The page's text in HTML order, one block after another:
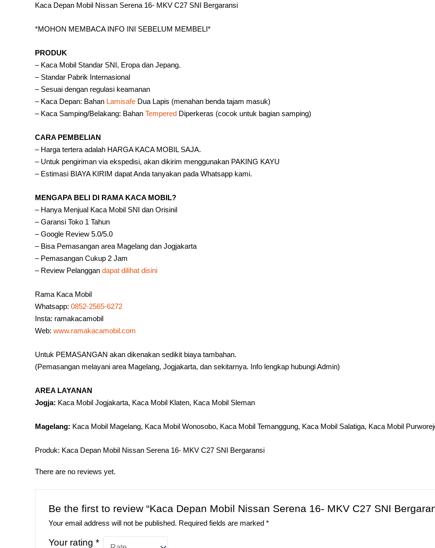
Kaca Depan Mobil Nissan Serena 16- MKV C27 SNI Bergaransi
*MOHON MEMBACA INFO INI SEBELUM MEMBELI*
PRODUK
– Kaca Mobil Standar SNI, Eropa dan Jepang.
– Standar Pabrik Internasional
– Sesuai dengan regulasi keamanan
– Kaca Depan: Bahan Lamisafe Dua Lapis (menahan benda tajam masuk)
– Kaca Samping/Belakang: Bahan Tempered Diperkeras (cocok untuk bagian samping)
CARA PEMBELIAN
– Harga tertera adalah HARGA KACA MOBIL SAJA.
– Untuk pengiriman via ekspedisi, akan dikirim menggunakan PAKING KAYU
– Estimasi BIAYA KIRIM dapat Anda tanyakan pada Whatsapp kami.
MENGAPA BELI DI RAMA KACA MOBIL?
– Hanya Menjual Kaca Mobil SNI dan Orisinil
– Garansi Toko 1 Tahun
– Google Review 5.0/5.0
– Bisa Pemasangan area Magelang dan Jogjakarta
– Pemasangan Cukup 2 Jam
– Review Pelanggan dapat dilihat disini
Rama Kaca Mobil
Whatsapp: 0852-2565-6272
Insta: ramakacamobil
Web: www.ramakacamobil.com
Untuk PEMASANGAN akan dikenakan sedikit biaya tambahan.
(Pemasangan melayani area Magelang, Jogjakarta, dan sekitarnya. Info lengkap hubungi Admin)
AREA LAYANAN
Jogja: Kaca Mobil Jogjakarta, Kaca Mobil Klaten, Kaca Mobil Sleman
Magelang: Kaca Mobil Magelang, Kaca Mobil Wonosobo, Kaca Mobil Temanggung, Kaca Mobil Salatiga, Kaca Mobil
Produk: Kaca Depan Mobil Nissan Serena 16- MKV C27 SNI Bergaransi
There are no reviews yet.
Be the first to review “Kaca Depan Mobil Nissan Serena 16- MKV C27 SNI
Your email address will not be published. Required fields are marked *
Your rating *